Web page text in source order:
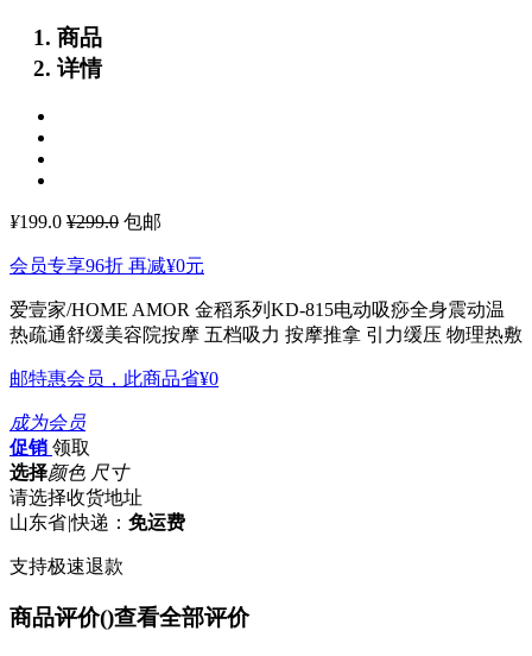
商品
详情
¥199.0 ¥299.0 包邮
会员专享96折 再减¥0元
爱壹家/HOME AMOR 金稻系列KD-815电动吸痧全身震动温
热疏通舒缓美容院按摩 五档吸力 按摩推拿 引力缓压 物理热敷
邮特惠会员，此商品省¥0
成为会员
促销 领取
选择颜色 尺寸
请选择收货地址
山东省|快递： 免运费
支持极速退款
商品评价()查看全部评价